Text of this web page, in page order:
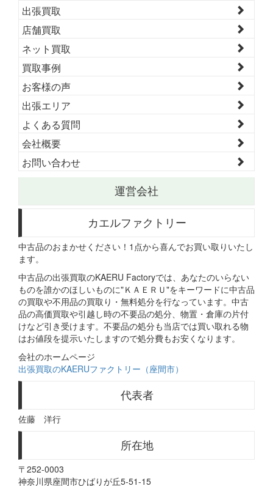
出張買取
店舗買取
ネット買取
買取事例
お客様の声
出張エリア
よくある質問
会社概要
お問い合わせ
運営会社
カエルファクトリー
中古品のおまかせください！1点から喜んでお買い取りいたし
ます。
中古品の出張買取のKAERU Factoryでは、あなたのいらない
ものを誰かのほしいものに"ＫＡＥＲＵ"をキーワードに中古品
の買取や不用品の買取り・無料処分を行なっています。中古
品の高価買取や引越し時の不要品の処分、物置・倉庫の片付
けなど引き受けます。不要品の処分も当店では買い取れる物
はお値段を提示いたしますので処分費もお安くなります。
会社のホームページ
出張買取のKAERUファクトリー（座間市）
代表者
佐藤 洋行
所在地
〒252-0003
神奈川県座間市ひばりが丘5-51-15